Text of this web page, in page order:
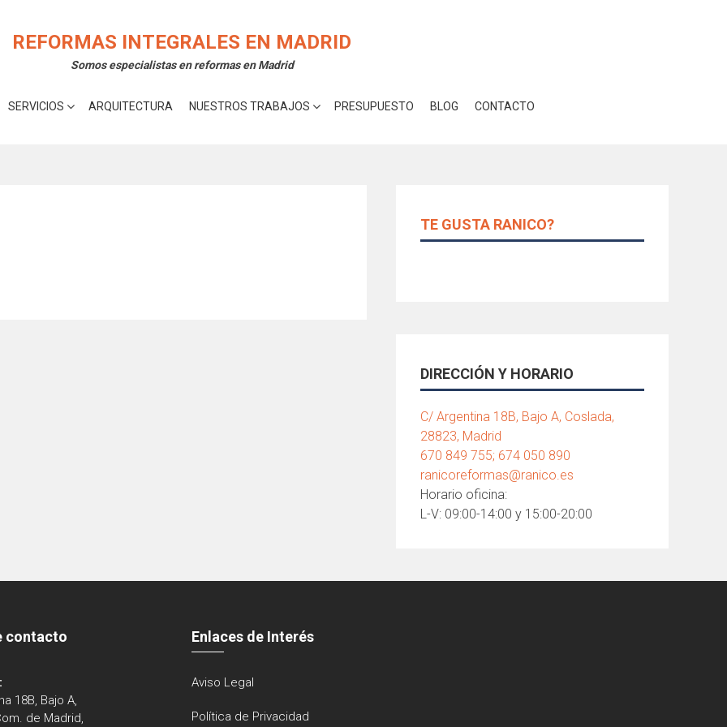
REFORMAS INTEGRALES EN MADRID
Somos especialistas en reformas en Madrid
SERVICIOS ARQUITECTURA NUESTROS TRABAJOS PRESUPUESTO BLOG CONTACTO
TE GUSTA RANICO?
DIRECCIÓN Y HORARIO
C/ Argentina 18B, Bajo A, Coslada,
28823, Madrid
670 849 755; 674 050 890
ranicoreformas@ranico.es
Horario oficina:
L-V: 09:00-14:00 y 15:00-20:00
contacto
18B, Bajo A,
de Madrid,
Enlaces de Interés
Aviso Legal
Política de Privacidad
cookies utilizamos o desactivarlas en losajustes.